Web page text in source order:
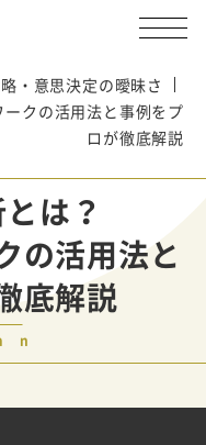
・意思決定の曖昧さ
クの活用法と事例をプ
ロが徹底解説
は？
の活用法と
底解説